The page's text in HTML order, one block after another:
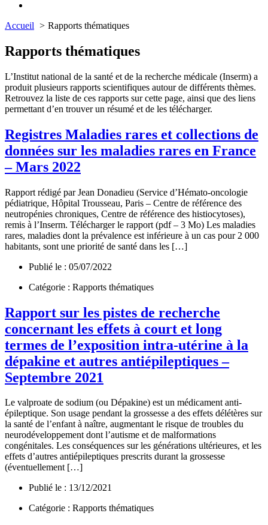
Accueil Rapports thématiques
Rapports thématiques
L’Institut national de la santé et de la recherche médicale (Inserm) a
produit plusieurs rapports scientifiques autour de différents thèmes.
Retrouvez la liste de ces rapports sur cette page, ainsi que des liens
permettant d’en trouver un résumé et de les télécharger.
Registres Maladies rares et collections de
données sur les maladies rares en France
– Mars 2022
Rapport rédigé par Jean Donadieu (Service d’Hémato-oncologie
pédiatrique, Hôpital Trousseau, Paris – Centre de référence des
neutropénies chroniques, Centre de référence des histiocytoses),
remis à l’Inserm. Télécharger le rapport (pdf – 3 Mo) Les maladies
rares, maladies dont la prévalence est inférieure à un cas pour 2 000
habitants, sont une priorité de santé dans les […]
Publié le : 05/07/2022
Catégorie : Rapports thématiques
Rapport sur les pistes de recherche
concernant les effets à court et long
termes de l’exposition intra-utérine à la
dépakine et autres antiépileptiques –
Septembre 2021
Le valproate de sodium (ou Dépakine) est un médicament anti-
épileptique. Son usage pendant la grossesse a des effets délétères sur
la santé de l’enfant à naître, augmentant le risque de troubles du
neurodéveloppement dont l’autisme et de malformations
congénitales. Les conséquences sur les générations ultérieures, et les
effets d’autres antiépileptiques prescrits durant la grossesse
(éventuellement […]
Publié le : 13/12/2021
Catégorie : Rapports thématiques